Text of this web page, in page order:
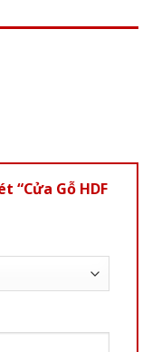
“Cửa Gỗ HDF